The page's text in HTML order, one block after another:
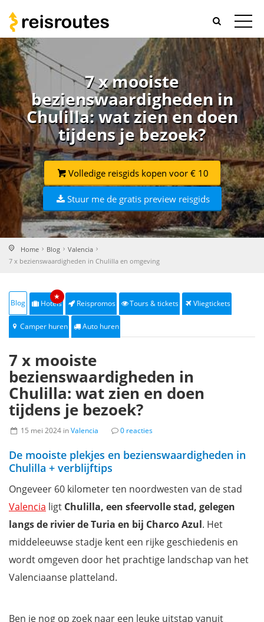
7 x mooiste
bezienswaardigheden in
Chulilla: wat zien en doen
tijdens je bezoek?
Volledige reisgids kopen voor € 10
Stuur me de gratis preview reisgids
Home Blog
Valencia
7 x bezienswaardigheden in Chulilla en omgeving
Blog Hotels
★
Reispromos Tours & tickets Vliegtickets
Camper huren Auto huren
7 x mooiste
bezienswaardigheden in
Chulilla: wat zien en doen
tijdens je bezoek?
15 mei 2024 inValencia 0 reacties
De mooiste plekjes en bezienswaardigheden in
Chulilla + verblijftips
Ongeveer 60 kilometer ten noordwesten van de stad
Valencia ligt Chulilla, een sfeervolle stad, gelegen
langs de rivier de Turia en bij Charco Azul. Het
middeleeuwse stadje kent een rijke geschiedenis en
wordt omgeven door het prachtige landschap van het
Valenciaanse platteland.
Ben je nog op zoek naar een leuke uitstap vanuit